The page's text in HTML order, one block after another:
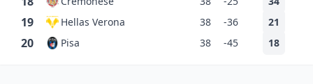
19 Hellas Verona 38 -36 21
20 Pisa 38 -45 18